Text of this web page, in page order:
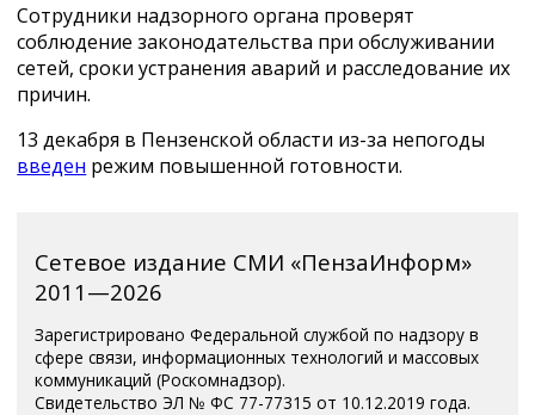
Сотрудники надзорного органа проверят
соблюдение законодательства при обслуживании
сетей, сроки устранения аварий и расследование их
причин.
13 декабря в Пензенской области из-за непогоды
введен режим повышенной готовности.
Сетевое издание СМИ «ПензаИнформ»
2011—2026
Зарегистрировано Федеральной службой по надзору в
сфере связи, информационных технологий и массовых
коммуникаций (Роскомнадзор).
Свидетельство ЭЛ № ФС 77-77315 от 10.12.2019 года.